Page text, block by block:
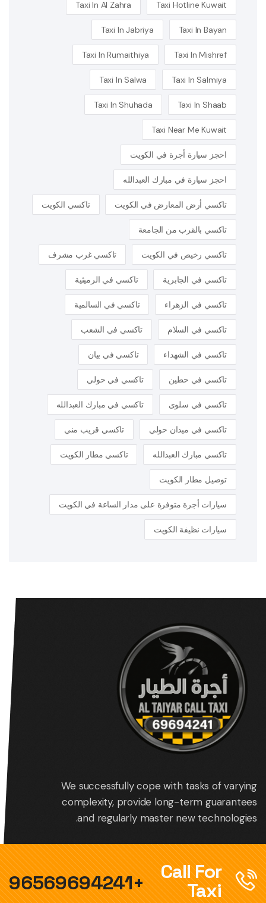
Taxi Hotline Kuwait
Taxi In Al Zahra
Taxi In Bayan
Taxi In Jabriya
Taxi In Mishref
Taxi In Rumaithiya
Taxi In Salmiya
Taxi In Salwa
Taxi In Shaab
Taxi In Shuhada
Taxi Near Me Kuwait
احجز سيارة أجرة في الكويت
احجز سيارة في مبارك العبدالله
تاكسي أرض المعارض في الكويت تاكسي الكويت
تاكسي بالقرب من الجامعة
تاكسي رخيص في الكويت تاكسي غرب مشرف
تاكسي في الجابرية تاكسي في الرميثية
تاكسي في الزهراء تاكسي في السالمية
تاكسي في السلام تاكسي في الشعب
تاكسي في الشهداء تاكسي في بيان
تاكسي في حطين تاكسي في حولي
تاكسي في سلوى تاكسي في مبارك العبدالله
تاكسي في ميدان حولي تاكسي قريب مني
تاكسي مبارك العبدالله تاكسي مطار الكويت
توصيل مطار الكويت
سيارات أجرة متوفرة على مدار الساعة في الكويت
سيارات نظيفة الكويت
We successfully cope with tasks of varying
complexity, provide long-term guarantees
and regularly master new technologies.
Call For
Taxi
+96569694241